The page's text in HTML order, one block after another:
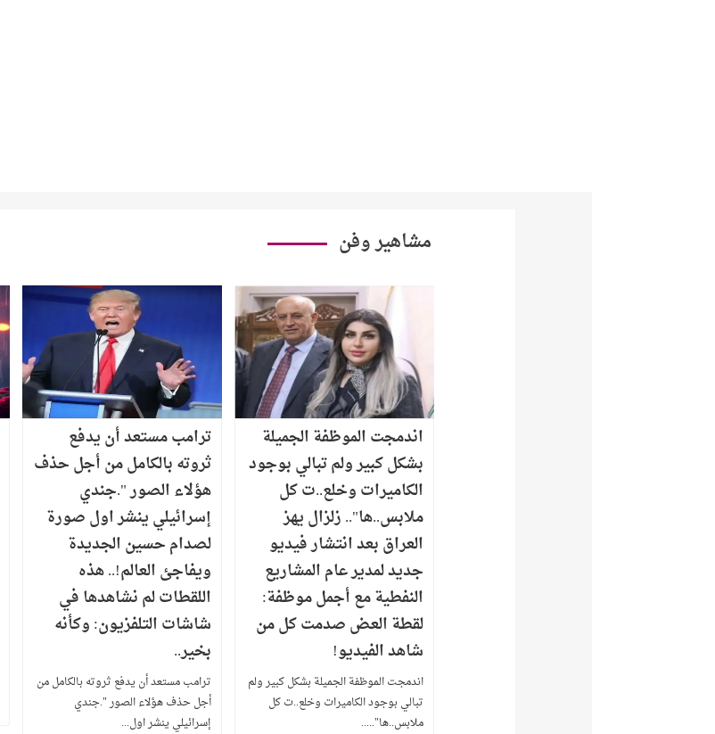
مشاهير وفن
اندمجت الموظفة الجميلة
بشكل كبير ولم تبالي بوجود
الكاميرات وخلع..ت كل
ملابس..ها".. زلزال يهز
العراق بعد انتشار فيديو
جديد لمدير عام المشاريع
النفطية مع أجمل موظفة:
لقطة العض صدمت كل من
شاهد الفيديو!
اندمجت الموظفة الجميلة بشكل كبير ولم
تبالي بوجود الكاميرات وخلع..ت كل
ملابس..ها".....
ترامب مستعد أن يدفع
ثروته بالكامل من أجل حذف
هؤلاء الصور ".جندي
إسرائيلي ينشر اول صورة
لصدام حسين الجديدة
ويفاجئ العالم!.. هذه
اللقطات لم نشاهدها في
شاشات التلفزيون: وكأنه
بخير..
ترامب مستعد أن يدفع ثروته بالكامل من
أجل حذف هؤلاء الصور ".جندي
إسرائيلي ينشر اول...